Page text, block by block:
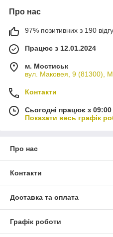
Про нас
97% позитивних з 190
Працює з 12.01.2024
м. Мостиськ
вул. Маковея, 9 (81300),
Контакти
Сьогодні працює з
Показати весь графік
Про нас
Контакти
Доставка та оплата
Графік роботи